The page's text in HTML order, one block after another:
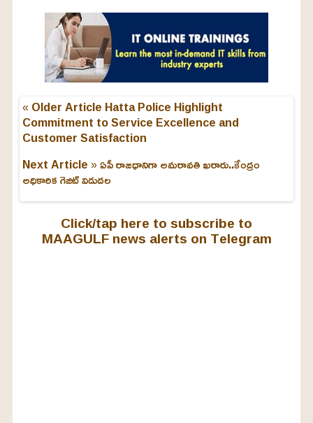
« Older Article Hatta Police Highlight
Commitment to Service Excellence and
Customer Satisfaction
Next Article »ఏపీ రాజధానిగా అమరావతి ఖరారు..కేంద్రం
అధికారిక గెజిట్ విడుదల
Click/tap here to subscribe to
MAAGULF news alerts on Telegram